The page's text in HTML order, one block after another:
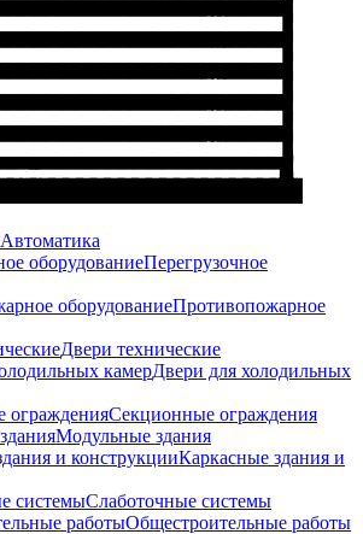
Автоматика
Перегрузочное
Противопожарное
Двери технические
Двери для холодильных
Секционные ограждения
Модульные здания
Каркасные здания и
Слаботочные системы
Общестроительные работы